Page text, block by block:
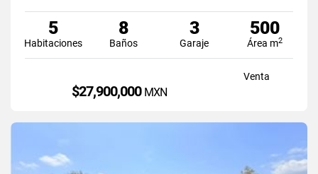
5
Habitaciones
8
Baños
3
Garaje
500
Área m2
Venta
$27,900,000 MXN